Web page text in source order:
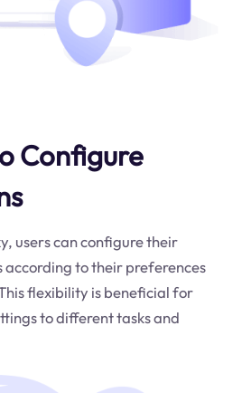
Configure
users can configure their
according to their preferences
flexibility is beneficial for
to different tasks and